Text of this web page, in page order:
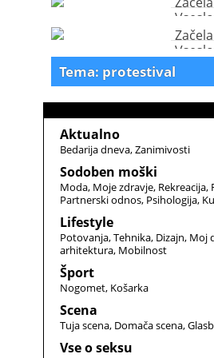
vstaja
Tema: protestival
Aktualno
Bedarija dneva Zanimivosti
Sodoben moški
Moda Moje zdravje Rekreacija
Partnerski odnos Psihologija
Lifestyle
Potovanja Tehnika Dizajn Moj
arhitektura Mobilnost
Šport
Nogomet Košarka
Scena
Tuja scena Domača scena
Vse o seksu